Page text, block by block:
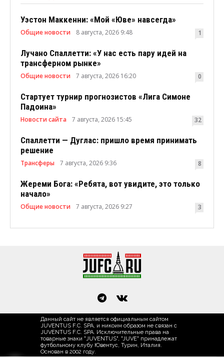
Уэстон Маккенни: «Мой «Юве» навсегда»
Общие новости 8 августа, 2026 9:48 1
Лучано Спаллетти: «У нас есть пару идей на
трансферном рынке»
Общие новости 7 августа, 2026 16:20 0
Стартует турнир прогнозистов «Лига Симоне
Падоина»
Новости сайта 7 августа, 2026 15:45 32
Спаллетти — Дуглас: пришло время принимать
решение
Трансферы 7 августа, 2026 9:36 8
Жереми Бога: «Ребята, вот увидите, это только
начало»
Общие новости 7 августа, 2026 9:27 3
Данный сайт не является официальным сайтом
JUVENTUS F.C. SPA, и никоим образом не связан с
JUVENTUS F.C. SPA. Исключительные права на
товарные знаки "JUVENTUS", "JUVE" принадлежат
футбольному клубу Ювентус, Турин, Италия.
Основан в 2002 году.